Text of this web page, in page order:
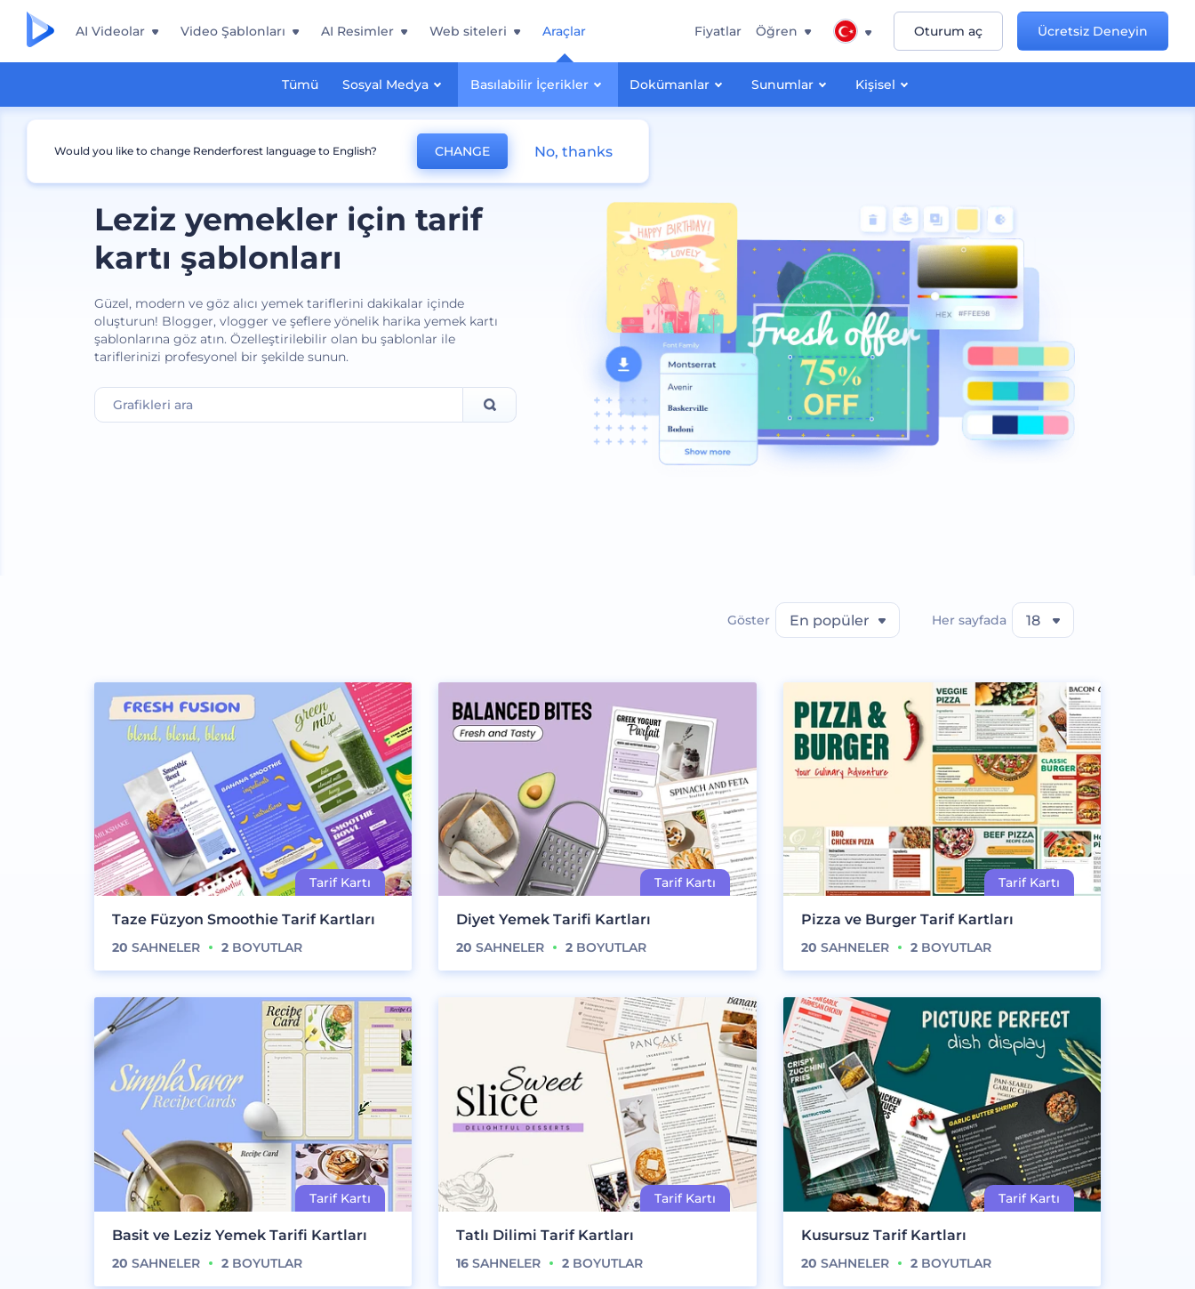
AI Videolar Video Şablonları AI Resimler Web siteleri Araçlar
Tümü Sosyal Medya Basılabilir İçerikler Dokümanlar Sunumlar Kişisel
Fiyatlar Öğren Oturum aç Ücretsiz Deneyin
Leziz yemekler için tarif
kartı şablonları
Güzel, modern ve göz alıcı yemek tariflerini dakikalar içinde
oluşturun! Blogger, vlogger ve şeflere yönelik harika yemek kartı
şablonlarına göz atın. Özelleştirilebilir olan bu şablonlar ile
tariflerinizi profesyonel bir şekilde sunun.
Göster En popüler Her sayfada 18
Taze Füzyon Smoothie Tarif Kartları
20 SAHNELER 2 BOYUTLAR
Diyet Yemek Tarifi Kartları
20 SAHNELER 2 BOYUTLAR
Pizza ve Burger Tarif Kartları
20 SAHNELER 2BOYUTLAR
Basit ve Leziz Yemek Tarifi Kartları
20 SAHNELER 2 BOYUTLAR
Tatlı Dilimi Tarif Kartları
16 SAHNELER 2 BOYUTLAR
Kusursuz Tarif Kartları
20 SAHNELER 2BOYUTLAR
Would you like to change Renderforest language to English? CHANGE No, thanks